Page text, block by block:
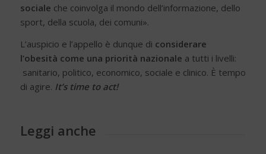
sociale che coinvolga il mondo dell’informazione, dello
sport, della scuola, dei comuni».
L’auspicio e l’appello è dunque di considerare
l’obesità come una priorità nazionale a tutti i livelli:
sanitario, politico, economico, sociale e clinico. È tempo
di agire. It’s time to act!
Leggi anche